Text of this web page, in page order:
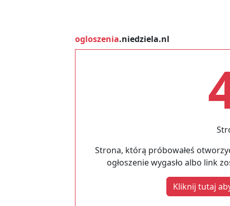
ogloszenia.niedziela.nl
Strona, którą próbowałeś
ogłoszenie wygasło albo link
Kliknij tutaj